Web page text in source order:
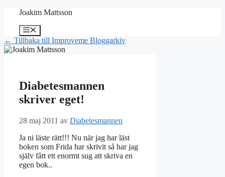
Hoppa
innehåll
Joakim Mattsson
Meny
← Tillbaka till Improveme Bloggarkiv
Diabetesmannen
skriver eget!
28 maj 2011 av Diabetesmannen
Ja ni läste rätt!!! Nu när jag har läst
boken som Frida har skrivit så har jag
själv fått ett enormt sug att skriva en
egen bok..